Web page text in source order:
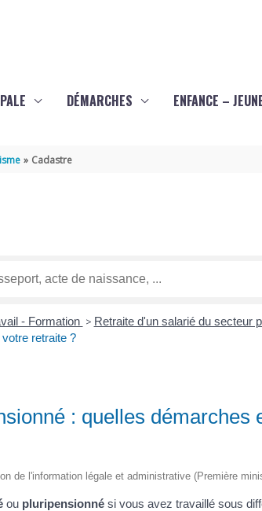
DÉMARCHES ENFANCE –
Cadastre
- Formation > Retraite d'un salarié du secteur
retraite ?
: quelles démarches
de l'information légale et administrative (Première
ou pluripensionné si vous avez travaillé sous